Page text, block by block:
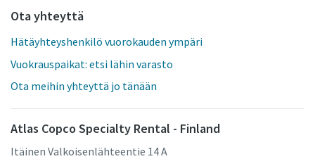
Ota yhteyttä
Hätäyhteyshenkilö vuorokauden ympäri
Vuokrauspaikat: etsi lähin varasto
Ota meihin yhteyttä jo tänään
Atlas Copco Specialty Rental - Finland
Itäinen Valkoisenlähteentie 14 A